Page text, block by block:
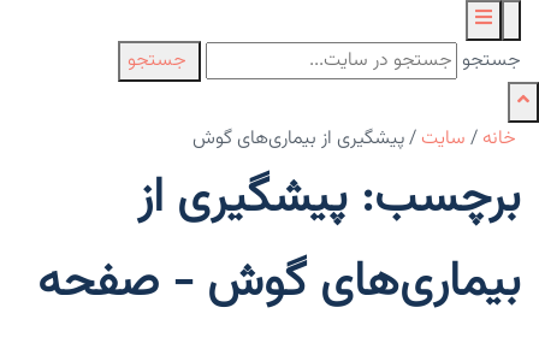
جستجو جستجو
خانه / سایت /پیشگیری از بیماری‌های گوش
برچسب: پیشگیری از
بیماری‌های گوش - صفحه